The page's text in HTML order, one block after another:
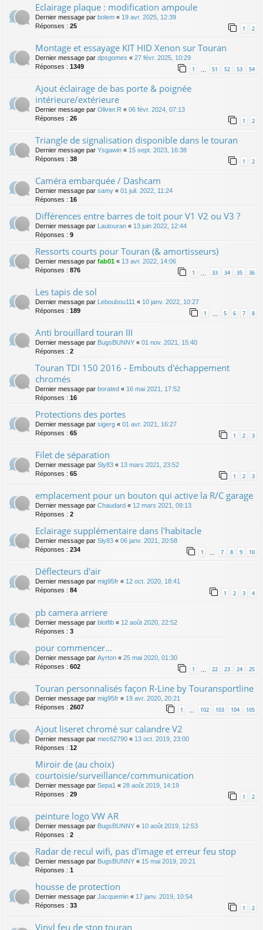
Eclairage plaque : modification ampoule
Dernier message par bolem « 19 avr. 2025, 12:39
Réponses : 25 1 2
Montage et essayage KIT HID Xenon sur Touran
Dernier message par dpsgomes « 27 févr. 2025, 10:29
Réponses : 1349 1 51 52 53 54
Ajout éclairage de bas porte & poignée
intérieure/extérieure
Dernier message par Olivier.R « 06 févr. 2024, 07:13
Réponses : 26 1 2
Triangle de signalisation disponible dans le touran
Dernier message par Ysgawin « 15 sept. 2023, 16:38
Réponses : 38 1 2
Caméra embarquée / Dashcam
Dernier message par samy « 01 juil. 2022, 11:24
Réponses : 16
Différences entre barres de toit pour V1 V2 ou V3 ?
Dernier message par Lautouran « 13 juin 2022, 12:44
Réponses : 9
Ressorts courts pour Touran (& amortisseurs)
Dernier message par fab01 « 13 avr. 2022, 14:06
Réponses : 876 1 … 33 34 35 36
Les tapis de sol
Dernier message par Leboubou111 « 10 janv. 2022, 10:27
Réponses : 189 1 … 5 6 7 8
Anti brouillard touran III
Dernier message par BugsBUNNY « 01 nov. 2021, 15:40
Réponses : 2
Touran TDI 150 2016 - Embouts d'échappement
chromés
Dernier message par borated « 16 mai 2021, 17:52
Réponses : 16
Protections des portes
Dernier message par sigerg « 01 avr. 2021, 16:27
Réponses : 65 1 2 3
Filet de séparation
Dernier message par Sly83 « 13 mars 2021, 23:52
Réponses : 65 1 2 3
emplacement pour un bouton qui active la R/C garage
Dernier message par Chaudard « 12 mars 2021, 09:13
Réponses : 2
Eclairage supplémentaire dans l'habitacle
Dernier message par Sly83 « 06 janv. 2021, 20:58
Réponses : 234 1 … 7 8 9 10
Déflecteurs d'air
Dernier message par mig95fr « 12 oct. 2020, 18:41
Réponses : 84 1 2 3 4
pb camera arriere
Dernier message par blotfib « 12 août 2020, 22:52
Réponses : 3
pour commencer...
Dernier message par Ayrton « 25 mai 2020, 01:30
Réponses : 602 1 22 23 24 25
Touran personnalisés façon R-Line by Touransportline
Dernier message par mig95fr « 19 avr. 2020, 20:21
Réponses : 2607 1 102 103 104 105
Ajout liseret chromé sur calandre V2
Dernier message par mec62790 « 13 oct. 2019, 23:00
Réponses : 12
Miroir de (au choix)
courtoisie/surveillance/communication
Dernier message par Sepa1 « 28 août 2019, 14:19
Réponses : 29 1 2
peinture logo VW AR
Dernier message par BugsBUNNY « 10 août 2019, 12:53
Réponses : 2
Radar de recul wifi, pas d'image et erreur feu stop
Dernier message par BugsBUNNY « 15 mai 2019, 20:21
Réponses : 1
housse de protection
Dernier message par Jacquemin « 17 janv. 2019, 10:54
Réponses : 33 1 2
Vinyl feu de stop touran